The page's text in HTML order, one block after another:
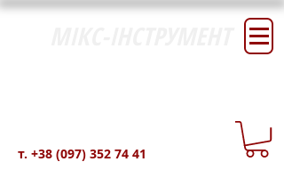
т. +38 (097) 352 74 41